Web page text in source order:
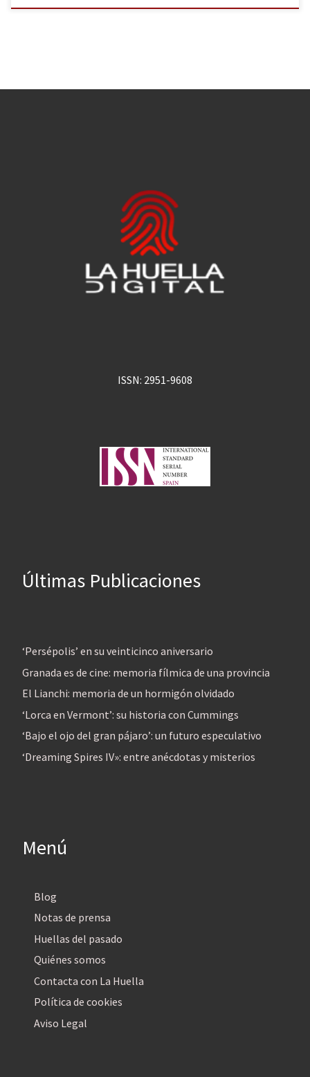
ISSN: 2951-9608
Últimas Publicaciones
‘Persépolis’ en su veinticinco aniversario
Granada es de cine: memoria fílmica de una provincia
El Lianchi: memoria de un hormigón olvidado
‘Lorca en Vermont’: su historia con Cummings
‘Bajo el ojo del gran pájaro’: un futuro especulativo
‘Dreaming Spires IV»: entre anécdotas y misterios
Menú
Blog
Notas de prensa
Huellas del pasado
Quiénes somos
Contacta con La Huella
Política de cookies
Aviso Legal